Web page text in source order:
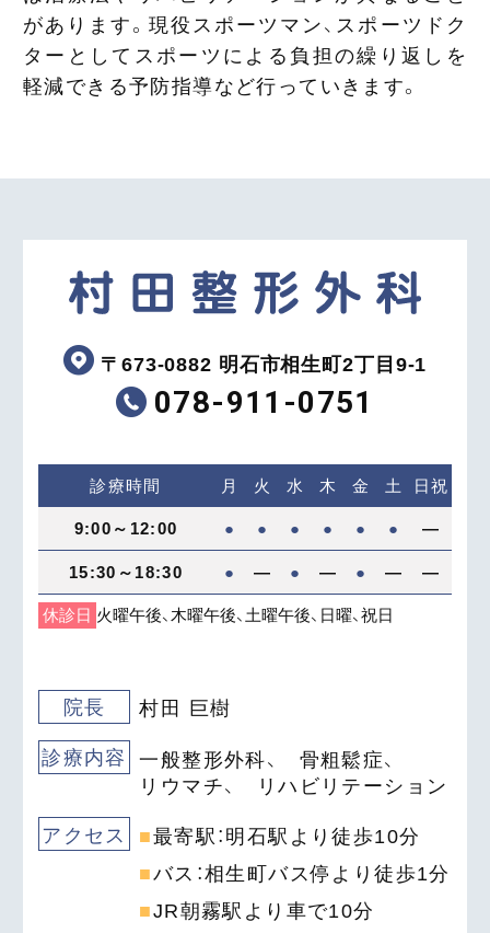
があります。現役スポーツマン、スポーツドク
ターとしてスポーツによる負担の繰り返しを
軽減できる予防指導など行っていきます。
〒673-0882 明石市相生町2丁目9-1
078-911-0751
休診日 火曜午後、木曜午後、土曜午後、日曜、祝日
診療時間 月 火 水 木 金 土 日祝
9:00～12:00 ● ● ● ● ● ● ―
15:30～18:30 ● ― ● ― ● ― ―
院長 村田 巨樹
診療内容 一般整形外科、
骨粗鬆症、
リウマチ、
リハビリテーション
アクセス 最寄駅：明石駅より徒歩10分
バス：相生町バス停より徒歩1分
JR朝霧駅より車で10分